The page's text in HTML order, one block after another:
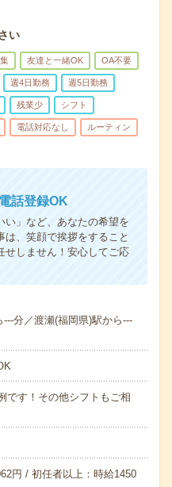
い
友達と一緒OK OA不要
週4日勤務 週5日勤務
残業少 シフト
電話対応なし ルーティン
話登録OK
」など、あなたの希望を
、笑顔で挨拶をすること
せしません！安心してご応
分／渡瀬(福岡県)駅から---
です！その他シフトもご相
円 / 初任者以上：時給1450